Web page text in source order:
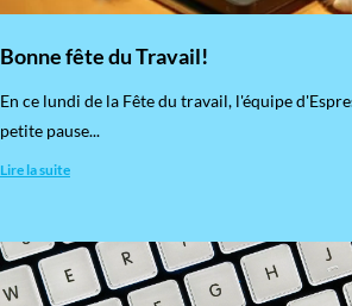
Bonne fête du Travail!
En ce lundi de la Fête du travail, l'équipe
petite pause...
Lire la suite